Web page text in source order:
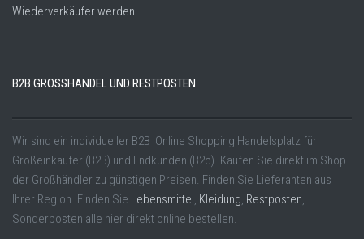
Wiederverkäufer werden
B2B GROSSHANDEL UND RESTPOSTEN
Wir sind ein individueller B2B Online Shopping Handelsplatz für
Großeinkäufer (B2B) und Endkunden (B2c). Kaufen Sie direkt im Shop
der Großhändler zu günstigen Preisen. Finden Sie Lieferanten aus
Ihrer Region. Finden Sie Lebensmittel, Kleidung, Restposten,
Sonderposten alle hier direkt online bestellen.